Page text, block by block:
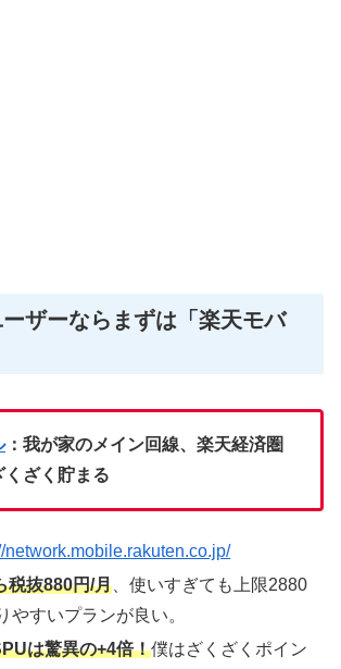
ザーならまずは「楽天モバ
：我が家のメイン回線、楽天経済圏
ざく貯まる
network.mobile.rakuten.co.jp/
税抜880円/月 、使いすぎても上限2880
やすいプランが良い。
は驚異の+4倍！僕はざくざくポイン